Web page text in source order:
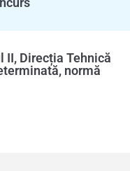
II, Direcția Tehnică
normă